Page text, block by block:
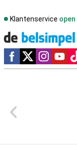
Klantenservice open
Social media